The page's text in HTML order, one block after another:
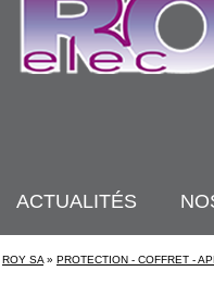
ACTUALITÉS
ROY SA » PROTECTION - COFFRET -